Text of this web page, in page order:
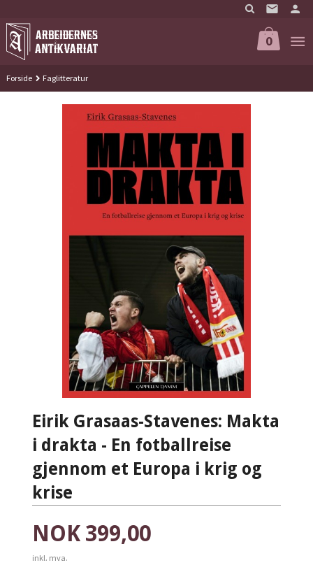
til
innholdet
0
Forside Faglitteratur
Eirik Grasaas-Stavenes: Makta
i drakta - En fotballreise
gjennom et Europa i krig og
krise
Pris
NOK 399,00
inkl. mva.